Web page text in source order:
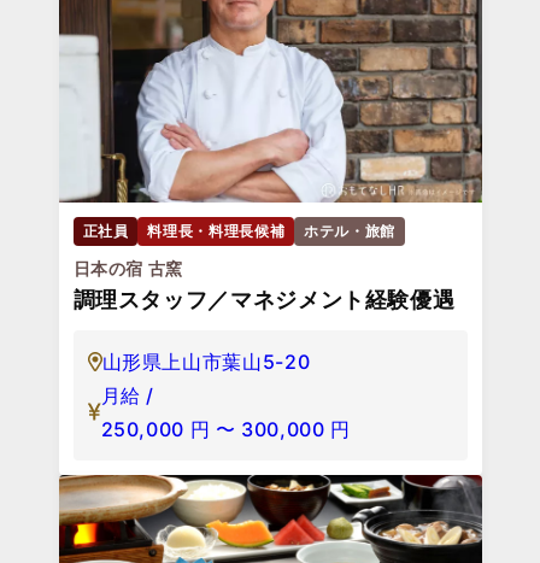
正社員 料理長・料理長候補 ホテル・旅館
日本の宿 古窯
調理スタッフ／マネジメント経験優遇
山形県上山市葉山5-20
月給 /
250,000 円 〜 300,000 円